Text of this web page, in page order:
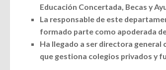
Educación Concertada, Becas y
La responsable de este
formado parte como apoderada
Ha llegado a ser directora general
que gestiona colegios privados y